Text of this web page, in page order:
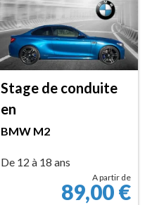
Stage de conduite
en
BMW M2
De 12 à 18 ans
A partir de
89,00€